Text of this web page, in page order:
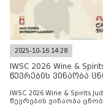
2025-10-16 14:28
IWSC 2026 Wine &
წევრების ვინაობა
IWSC 2026 Wine & Spirits
წევრების ვინაობა